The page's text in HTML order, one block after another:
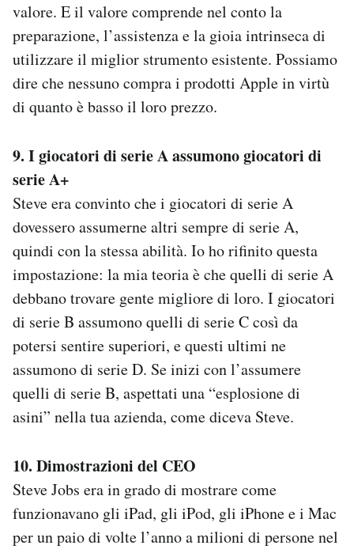
valore. E il valore comprende nel conto la
preparazione, l’assistenza e la gioia intrinseca di
utilizzare il miglior strumento esistente. Possiamo
dire che nessuno compra i prodotti Apple in virtù
di quanto è basso il loro prezzo.
9. I giocatori di serie A assumono giocatori di
serie A+
Steve era convinto che i giocatori di serie A
dovessero assumerne altri sempre di serie A,
quindi con la stessa abilità. Io ho rifinito questa
impostazione: la mia teoria è che quelli di serie A
debbano trovare gente migliore di loro. I giocatori
di serie B assumono quelli di serie C così da
potersi sentire superiori, e questi ultimi ne
assumono di serie D. Se inizi con l’assumere
quelli di serie B, aspettati una “esplosione di
asini” nella tua azienda, come diceva Steve.
10. Dimostrazioni del CEO
Steve Jobs era in grado di mostrare come
funzionavano gli iPad, gli iPod, gli iPhone e i Mac
per un paio di volte l’anno a milioni di persone nel